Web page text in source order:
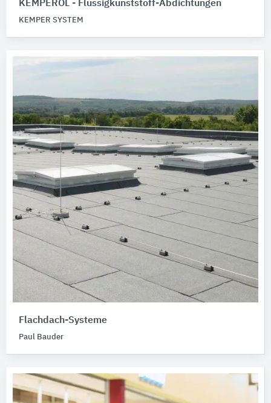
KEMPEROL - Flüssigkunststoff-Abdichtungen
KEMPER SYSTEM
Flachdach-Systeme
Paul Bauder